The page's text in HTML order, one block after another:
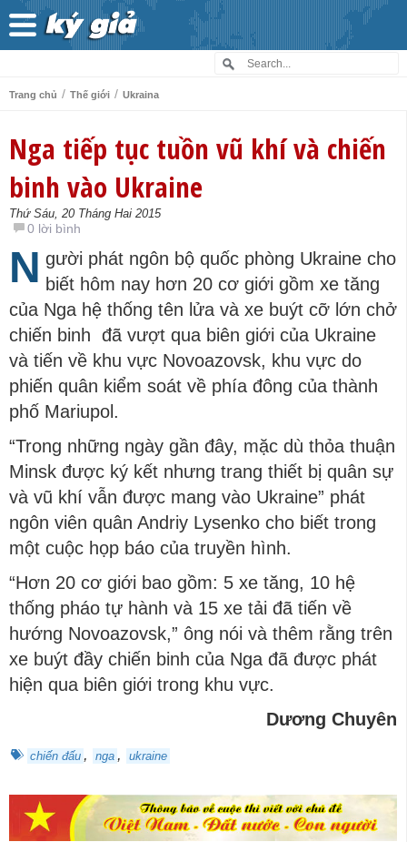
Trang chủ / Thế giới / Ukraina
Nga tiếp tục tuồn vũ khí và chiến
binh vào Ukraine
Thứ Sáu, 20 Tháng Hai 2015
0 lời bình
N gười phát ngôn bộ quốc phòng Ukraine cho
biết hôm nay hơn 20 cơ giới gồm xe tăng
của Nga hệ thống tên lửa và xe buýt cỡ lớn chở
chiến binh đã vượt qua biên giới của Ukraine
và tiến về khu vực Novoazovsk, khu vực do
phiến quân kiểm soát về phía đông của thành
phố Mariupol.
“Trong những ngày gần đây, mặc dù thỏa thuận
Minsk được ký kết nhưng trang thiết bị quân sự
và vũ khí vẫn được mang vào Ukraine” phát
ngôn viên quân Andriy Lysenko cho biết trong
một cuộc họp báo của truyền hình.
“Hơn 20 cơ giới bao gồm: 5 xe tăng, 10 hệ
thống pháo tự hành và 15 xe tải đã tiến về
hướng Novoazovsk,” ông nói và thêm rằng trên
xe buýt đầy chiến binh của Nga đã được phát
hiện qua biên giới trong khu vực.
Dương Chuyên
chiến đấu , nga , ukraine